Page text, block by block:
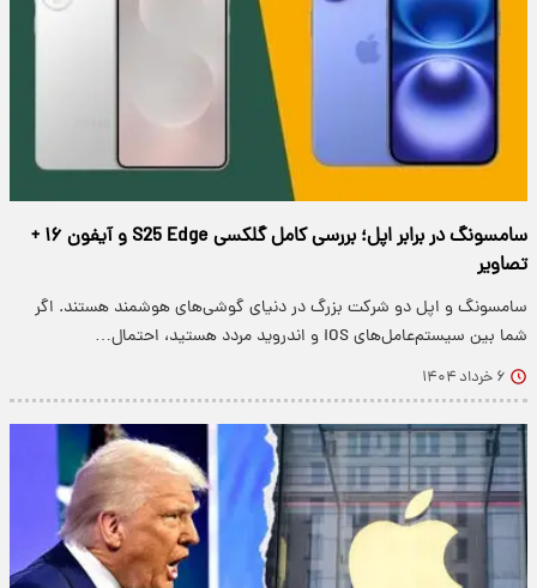
سامسونگ در برابر اپل؛ بررسی کامل گلکسی S25 Edge و آیفون ۱۶ +
تصاویر
سامسونگ و اپل دو شرکت بزرگ در دنیای گوشی‌های هوشمند هستند. اگر
شما بین سیستم‌عامل‌های iOS و اندروید مردد هستید، احتمال…
۶ خرداد ۱۴۰۴